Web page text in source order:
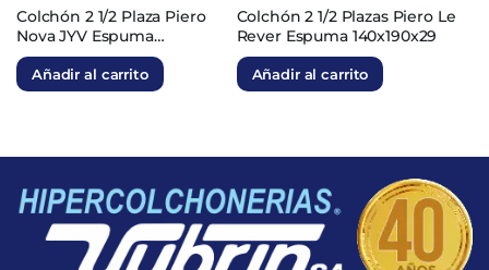
El
precio
original
era:
El
precio
actual
es:
Colchón 2 1/2 Plaza Piero
Nova JYV Espuma
140x190x27
Añadir al carrito
El
precio
original
era:
El
precio
actual
es:
Colchón 2 1/2 Plazas Piero Le
Rever Espuma 140x190x29
Añadir al carrito